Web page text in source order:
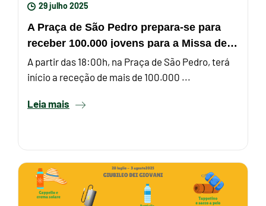
29 julho 2025
A Praça de São Pedro prepara-se para
receber 100.000 jovens para a Missa de
boas-vindas do Jubileu ...
A partir das 18:00h, na Praça de São Pedro, terá
início a receção de mais de 100.000 ...
Leia mais